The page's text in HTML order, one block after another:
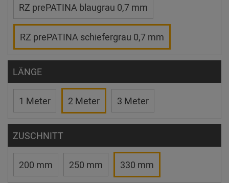
RZ prePATINA blaugrau 0,7 mm
RZ prePATINA schiefergrau 0,7 mm
LÄNGE
1 Meter 2 Meter 3 Meter
ZUSCHNITT
200 mm 250 mm 330 mm